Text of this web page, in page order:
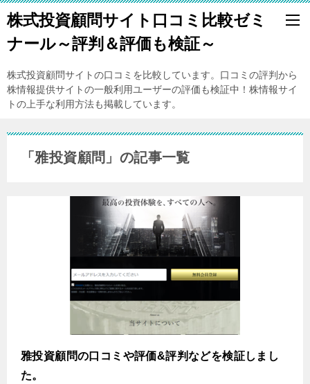
株式投資顧問サイト口コミ比較ゼミ
ナール～評判＆評価も検証～
株式投資顧問サイトの口コミを比較しています。口コミの評判から
株情報提供サイトの一般利用ユーザーの評価も検証中！株情報サイ
トの上手な利用方法も掲載しています。
「雅投資顧問」の記事一覧
雅投資顧問の口コミや評価&評判などを検証しまし
た。